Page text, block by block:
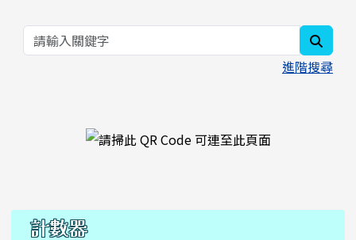
進階搜尋
右邊區域內容
計數器